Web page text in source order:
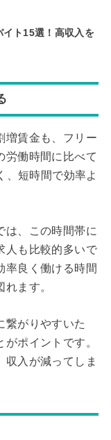
イト15選！高収入を
増賃金も、フリー
労働時間に比べて
、短時間で効率よ
は、この時間帯に
人も比較的多いで
率良く働ける時間
ます。
繋がりやすいた
ポイントです。
収入が減ってしま